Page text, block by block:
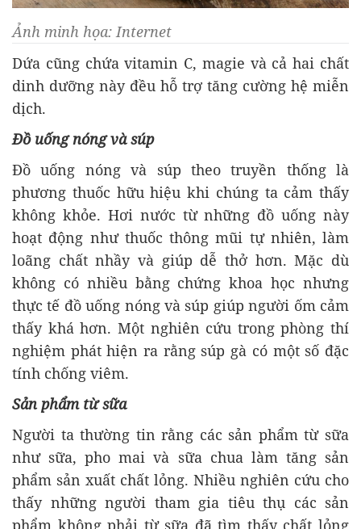
Ảnh minh họa: Internet
Dứa cũng chứa vitamin C, magie và cả hai chất
dinh dưỡng này đều hỗ trợ tăng cường hệ miễn
dịch.
Đồ uống nóng và súp
Đồ uống nóng và súp theo truyền thống là
phương thuốc hữu hiệu khi chúng ta cảm thấy
không khỏe. Hơi nước từ những đồ uống này
hoạt động như thuốc thông mũi tự nhiên, làm
loãng chất nhầy và giúp dễ thở hơn. Mặc dù
không có nhiều bằng chứng khoa học nhưng
thực tế đồ uống nóng và súp giúp người ốm cảm
thấy khá hơn. Một nghiên cứu trong phòng thí
nghiệm phát hiện ra rằng súp gà có một số đặc
tính chống viêm.
Sản phẩm từ sữa
Người ta thường tin rằng các sản phẩm từ sữa
như sữa, pho mai và sữa chua làm tăng sản
phẩm sản xuất chất lỏng. Nhiều nghiên cứu cho
thấy những người tham gia tiêu thụ các sản
phẩm không phải từ sữa đã tìm thấy chất lỏng